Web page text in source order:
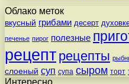
Облако меток
вкусный грибами десерт
печенье пирог полезные
рецепт рецепты
слоеный суп супа сыром торт
Интересно